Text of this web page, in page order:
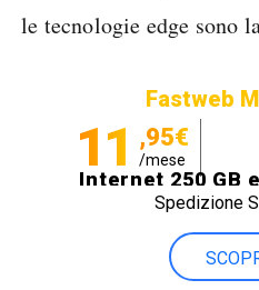
le tecnologie edge sono
Fastweb
11 ,95€
/mese
Internet 250 GB e
Minuti illimitati
Spedizione